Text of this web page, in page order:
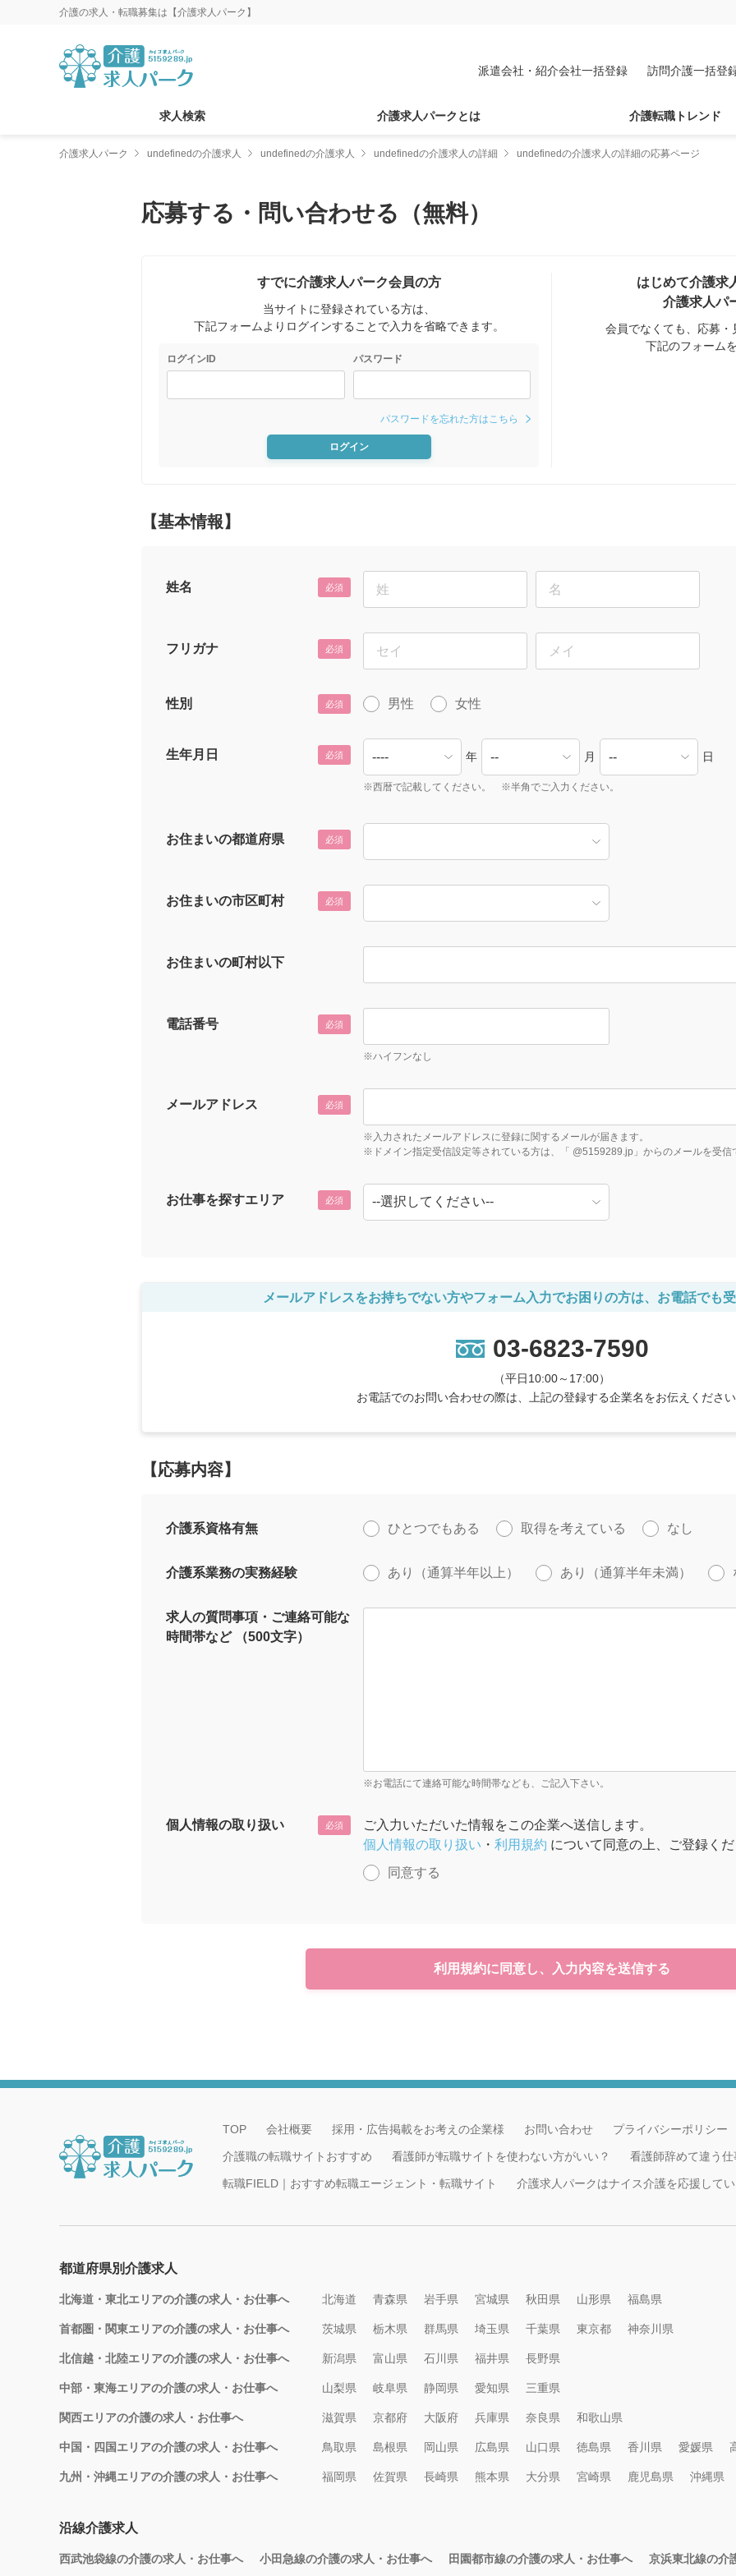
介護の求人・転職募集は【介護求人パーク】
派遣会社・紹介会社一括登録 訪問介護一括登
求人検索 介護求人パークとは 介護転職トレンド
介護求人パーク undefinedの介護求人 undefinedの介護求人 undefinedの介護求人の詳細 undefinedの介護求人の詳細の応募ページ
応募する・問い合わせる（無料）
すでに介護求人パーク会員の方
当サイトに登録されている方は、
下記フォームよりログインすることで入力を省略できます。
ログインID パスワード
パスワードを忘れた方はこちら
ログイン
はじめて介護求
介護求人パ
会員でなくても、応募
下記のフォーム
【基本情報】
姓名 必須
フリガナ 必須
性別 必須 男性 女性
生年月日 必須 年 月 日
※西暦で記載してください。 ※半角でご入力ください。
お住まいの都道府県 必須
お住まいの市区町村 必須
お住まいの町村以下
電話番号 必須
※ハイフンなし
メールアドレス 必須
※入力されたメールアドレスに登録に関するメールが届きます。
※ドメイン指定受信設定等されている方は、「 @5159289.jp」からのメールを受信
お仕事を探すエリア 必須
メールアドレスをお持ちでない方やフォーム入力でお困りの方は、お電話でも
03-6823-7590
（平日10:00～17:00）
お電話でのお問い合わせの際は、上記の登録する企業名をお伝えくださ
【応募内容】
介護系資格有無 ひとつでもある 取得を考えている なし
介護系業務の実務経験 あり（通算半年以上） あり（通算半年未満）
求人の質問事項・ご連絡可能な
時間帯など （500文字）
※お電話にて連絡可能な時間帯なども、ご記入下さい。
個人情報の取り扱い 必須
ご入力いただいた情報をこの企業へ送信します。
個人情報の取り扱い ・ 利用規約 について同意の上、ご登録く
同意する
利用規約に同意し、入力内容を送信する
TOP 会社概要 採用・広告掲載をお考えの企業様 お問い合わせ プライバシーポリシー
介護職の転職サイトおすすめ 看護師が転職サイトを使わない方がいい？ 看護師辞めて違う
転職FIELD｜おすすめ転職エージェント・転職サイト 介護求人パークはナイス介護を応援して
都道府県別介護求人
北海道・東北エリアの介護の求人・お仕事へ 北海道 青森県 岩手県 宮城県 秋田県 山形県 福島県
首都圏・関東エリアの介護の求人・お仕事へ 茨城県 栃木県 群馬県 埼玉県 千葉県 東京都 神奈川県
北信越・北陸エリアの介護の求人・お仕事へ 新潟県 富山県 石川県 福井県 長野県
中部・東海エリアの介護の求人・お仕事へ 山梨県 岐阜県 静岡県 愛知県 三重県
関西エリアの介護の求人・お仕事へ 滋賀県 京都府 大阪府 兵庫県 奈良県 和歌山県
中国・四国エリアの介護の求人・お仕事へ 鳥取県 島根県 岡山県 広島県 山口県 徳島県 香川県 愛媛県
九州・沖縄エリアの介護の求人・お仕事へ 福岡県 佐賀県 長崎県 熊本県 大分県 宮崎県 鹿児島県 沖縄県
沿線介護求人
西武池袋線の介護の求人・お仕事へ 小田急線の介護の求人・お仕事へ 田園都市線の介護の求人・お仕事へ 京浜東北線の介